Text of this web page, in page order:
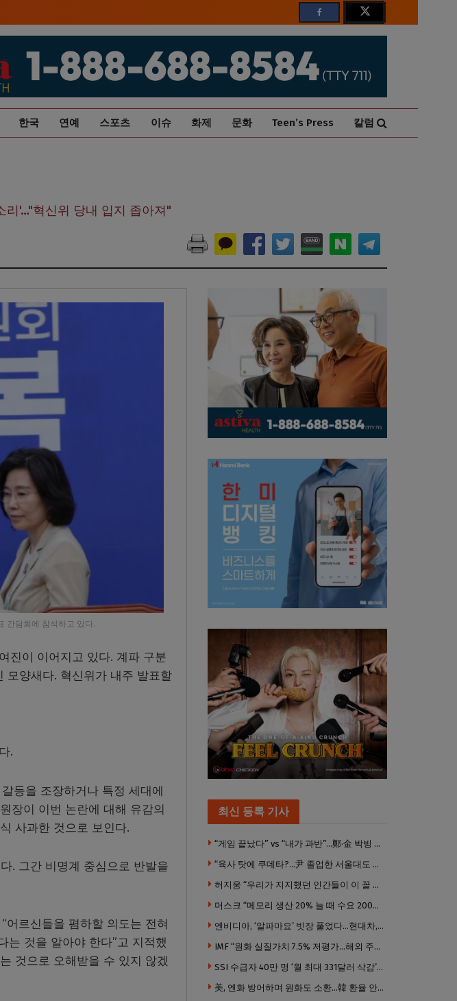
한국 연예 스포츠 이슈 화제 문화 Teen’s Press 칼럼
리'…"혁신위 당내 입지 좁아져"
간담회에 참석하고 있다.
진이 이어지고 있다. 계파 구분
모양새다. 혁신위가 내주 발표할
.
등을 조장하거나 특정 세대에
장이 이번 논란에 대해 유감의
사과한 것으로 보인다.
. 그간 비명계 중심으로 반발을
어르신들을 폄하할 의도는 전혀
는 것을 알아야 한다”고 지적했
것으로 오해받을 수 있지 않겠
최신 등록 기사
“게임 끝났다” vs “내가 과반”…鄭·金 박빙 전대 서로 우위 주장
“육사 탓에 쿠데타?…尹 졸업한 서울대도 없애야 하나”
허지웅 “우리가 지지했던 인간들이 이 꼴 만들었다”
머스크 “메모리 생산 20% 늘 때 수요 200% 증가” … 반도체 매출 1조달러 눈 앞
엔비디아, ‘알파마요’ 빗장 풀었다…현대차, 자율주행 속도내나
IMF “원화 실질가치 7.5% 저평가…해외 주식투자 영향”
SSI 수급자 40만 명 ‘월 최대 331달러 삭감’ 위기…10만 명은 수급자격 상실
美, 엔화 방어하며 원화도 소환…韓 환율 안정 ‘우군’ 되나